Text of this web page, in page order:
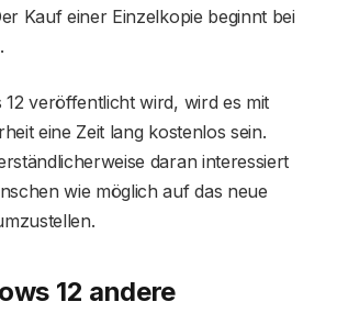
Kauf einer Einzelkopie beginnt bei
12 veröffentlicht wird, wird es mit
eine Zeit lang kostenlos sein.
daran interessiert
wie möglich auf das neue
12 andere